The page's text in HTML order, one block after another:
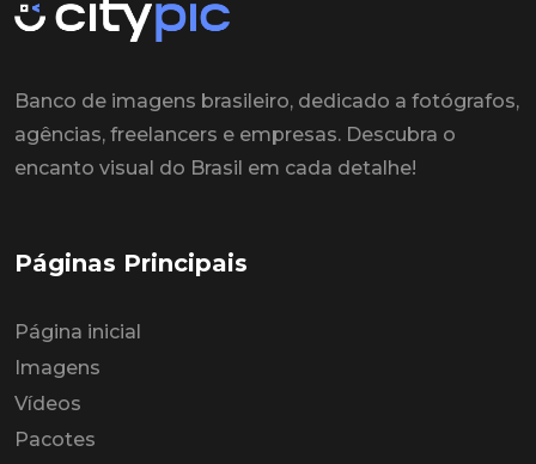
Banco de imagens brasileiro, dedicado a fotógrafos,
agências, freelancers e empresas. Descubra o
encanto visual do Brasil em cada detalhe!
Páginas Principais
Página inicial
Imagens
Vídeos
Pacotes